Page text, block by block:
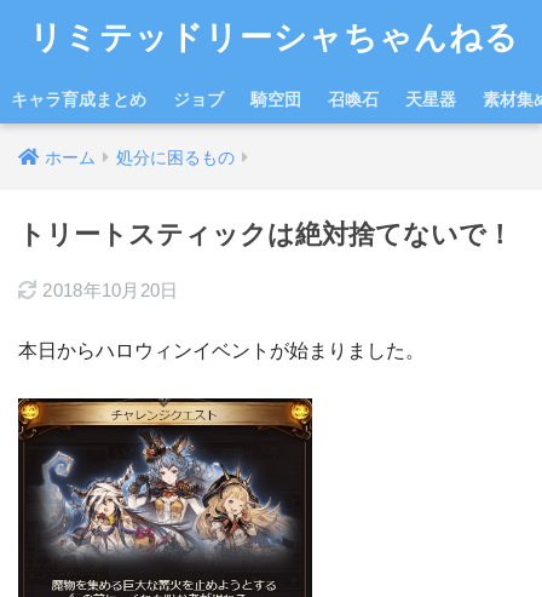
リミテッドリーシャちゃんねる
キャラ育成まとめ ジョブ 騎空団 召喚石 天星器 素材集
ホーム 処分に困るもの
トリートスティックは絶対捨てないで！
2018年10月20日
本日からハロウィンイベントが始まりました。